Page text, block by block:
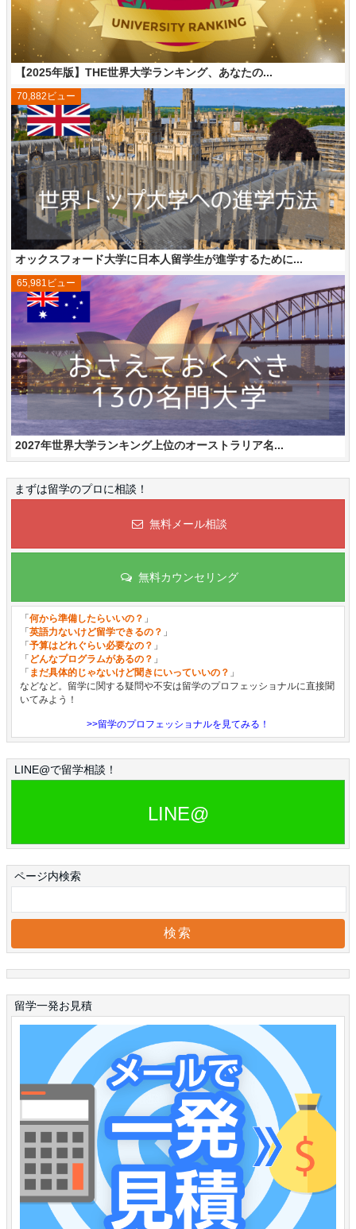
【2025年版】THE世界大学ランキング、あなたの...
オックスフォード大学に日本人留学生が進学するために...
70,882ビュー
2027年世界大学ランキング上位のオーストラリア名...
65,981ビュー
まずは留学のプロに相談！
無料メール相談
無料カウンセリング
「 何から準備したらいいの？ 」
「 英語力ないけど留学できるの？ 」
「 予算はどれぐらい必要なの？ 」
「 どんなプログラムがあるの？ 」
「 まだ具体的じゃないけど聞きにいっていいの？ 」
などなど。留学に関する疑問や不安は留学のプロフェッショナルに直接聞
いてみよう！
>>留学のプロフェッショナルを見てみる！
LINE@で留学相談！
LINE@
ページ内検索
留学一発お見積